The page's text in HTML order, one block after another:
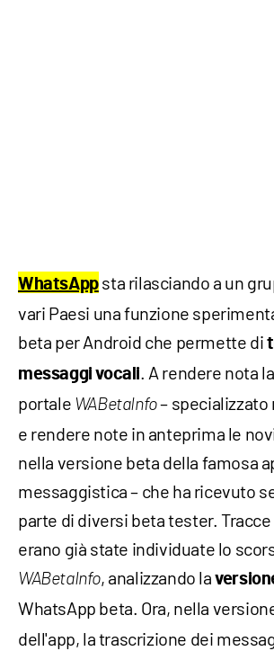
WhatsAppsta rilasciando a un
vari Paesi una funzione
beta per Android che permette di
messaggi vocali. A rendere nota
portale WABetaInfo– specializzato
e rendere note in anteprima le
nella versione beta della famosa
messaggistica – che ha ricevuto
parte di diversi beta tester.
erano già state individuate lo
WABetaInfo, analizzando la
WhatsApp beta. Ora, nella
dell'app, la trascrizione dei